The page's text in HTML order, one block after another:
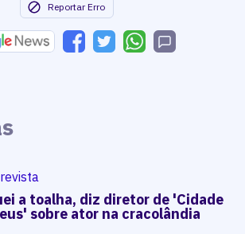
Reportar Erro
a toalha, diz diretor de 'Cidade
sobre ator na cracolândia